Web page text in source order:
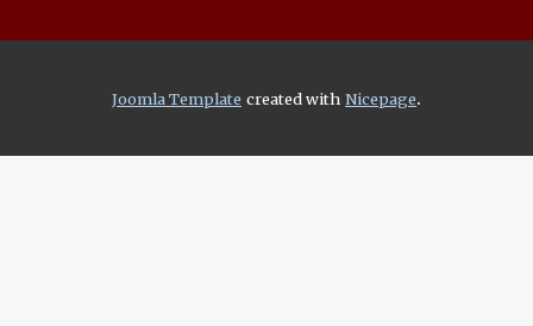
Joomla Template created with Nicepage.